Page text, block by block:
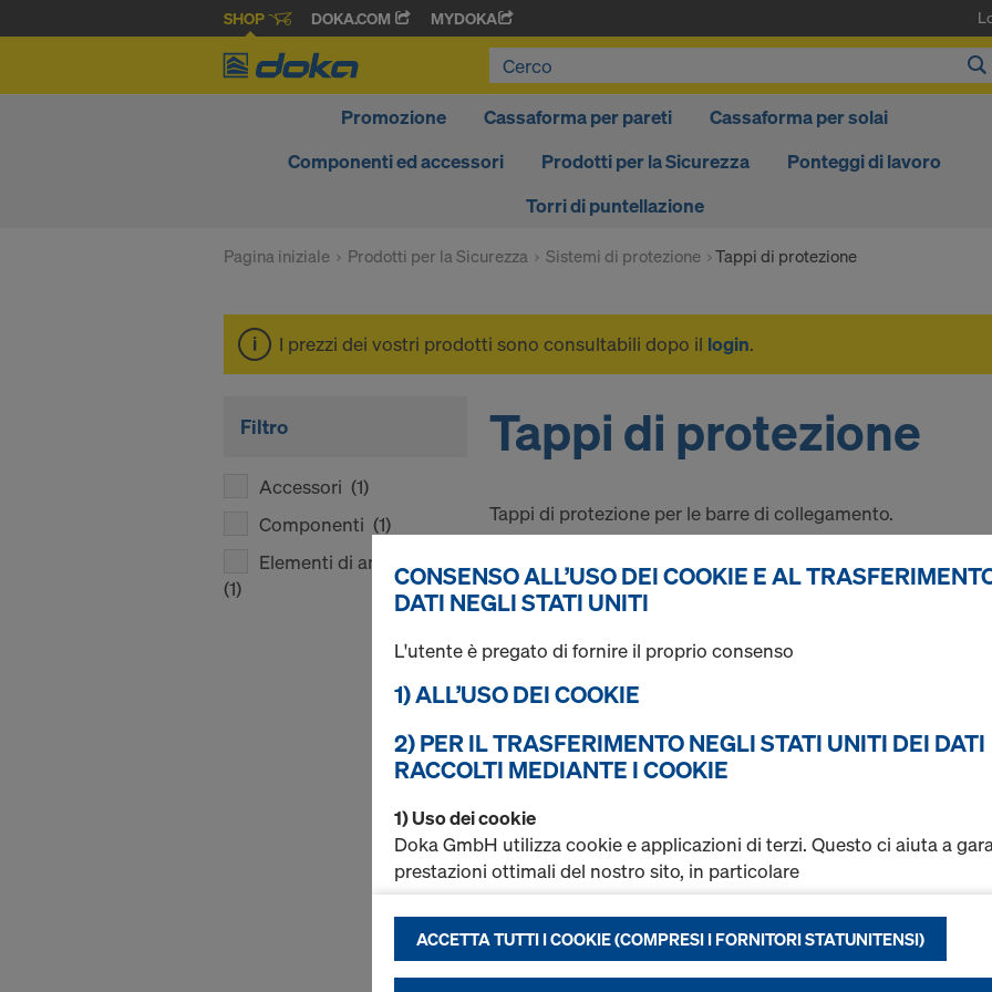
SHOP DOKA.COM MYDOKA
Promozione Cassaforma per pareti
Cassaforma per solai
Componenti ed accessori
Prodotti per la Sicurezza
Ponteggi di lavoro
Torri di puntellazione
Pagina iniziale Prodotti per la Sicurezza Sistemi di protezione Tappi di protezione
I prezzi dei vostri prodotti sono consultabili dopo il login.
Filtro
Accessori (1)
Componenti (1)
Elementi di ancoraggio
(1)
Tappi di protezione
Tappi di protezione per le barre di collegamento.
Trovati 2 prodotti Più ricercato
Per la copertura di più
Nuovo
CONSENSO ALL’USO DEI COOKIE E AL
DATI NEGLI STATI UNITI
L'utente è pregato di fornire il proprio consenso
1) ALL’USO DEI COOKIE
2) PER IL TRASFERIMENTO NEGLI STATI UNITI DEI DATI
RACCOLTI MEDIANTE I COOKIE
1) Uso dei cookie
Doka GmbH utilizza cookie e applicazioni di terzi. Questo ci aiuta a
prestazioni ottimali del nostro sito, in particolare
a migliorare costantemente la funzionalità del nostro sito
a consentire un’esperienza d’acquisto ottimale nel nostro shop
funzionali e statistiche) o
ACCETTA TUTTI I COOKIE (COMPRESI I FORNITORI STATUNITENSI)